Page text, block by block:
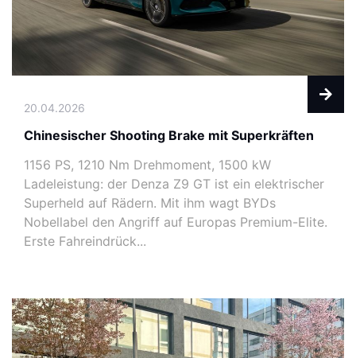
20.04.2026
Chinesischer Shooting Brake mit Superkräften
1156 PS, 1210 Nm Drehmoment, 1500 kW
Ladeleistung: der Denza Z9 GT ist ein elektrischer
Superheld auf Rädern. Mit ihm wagt BYDs
Nobellabel den Angriff auf Europas Premium-Elite.
Erste Fahreindrück...